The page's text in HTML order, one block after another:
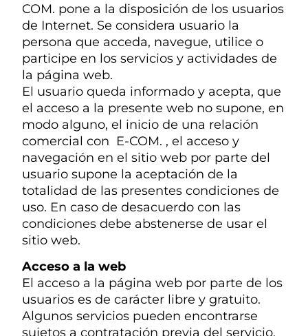
COM. pone a la disposición de los usuarios
de Internet. Se considera usuario la
persona que acceda, navegue, utilice o
participe en los servicios y actividades de
la página web.
El usuario queda informado y acepta, que
el acceso a la presente web no supone, en
modo alguno, el inicio de una relación
comercial con E-COM. , el acceso y
navegación en el sitio web por parte del
usuario supone la aceptación de la
totalidad de las presentes condiciones de
uso. En caso de desacuerdo con las
condiciones debe abstenerse de usar el
sitio web.
Acceso a la web
El acceso a la página web por parte de los
usuarios es de carácter libre y gratuito.
Algunos servicios pueden encontrarse
sujetos a contratación previa del servicio.